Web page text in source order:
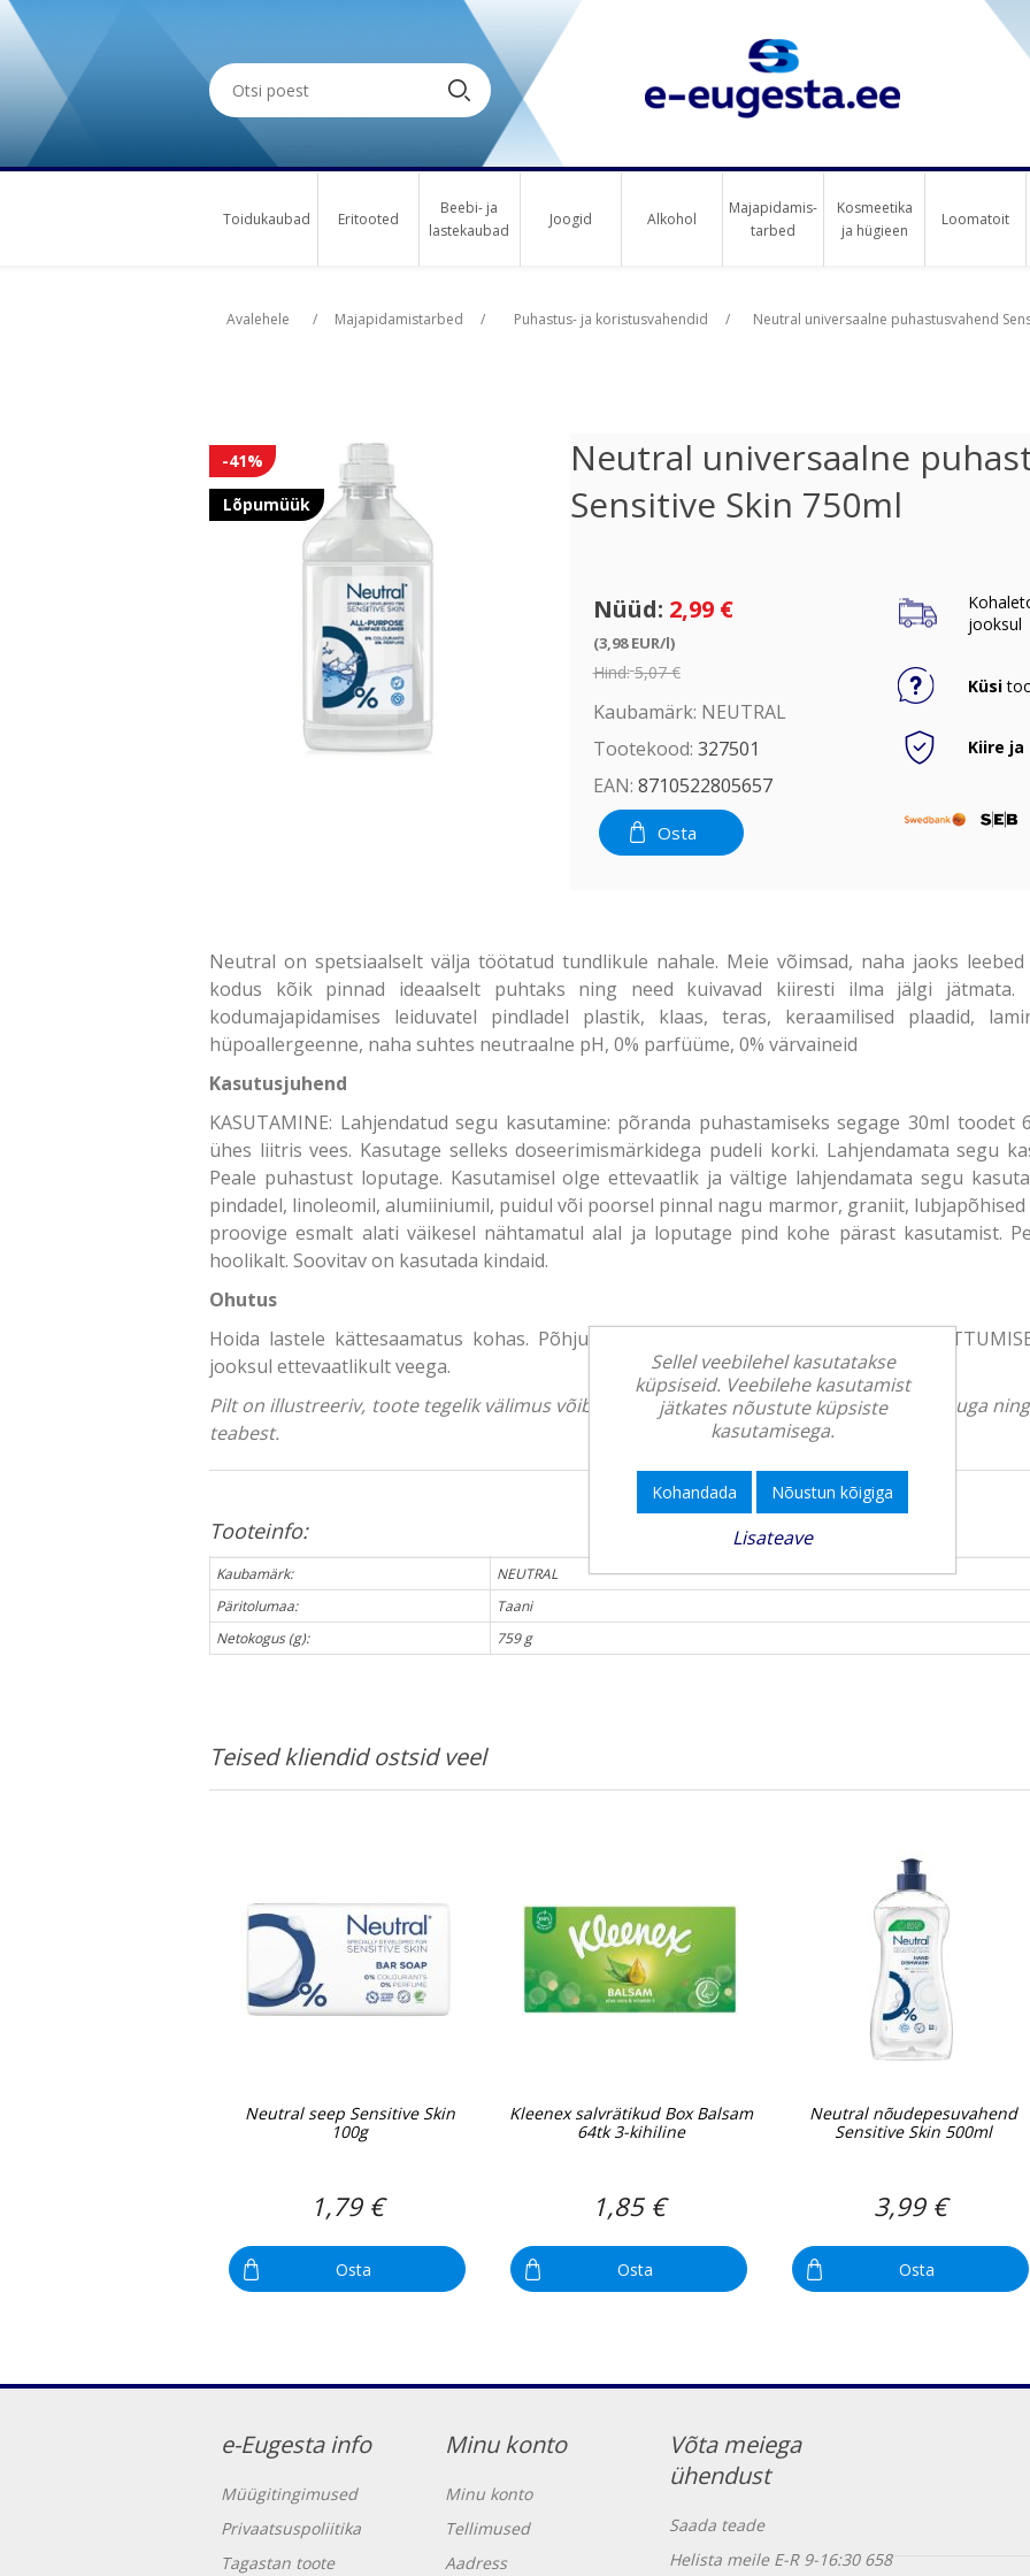
Toidukaubad Eritooted
Beebi- ja
lastekaubad
Joogid Alkohol
Majapidamis-
tarbed
Kosmeetika
ja hügieen
Loomatoit
Avalehele / Majapidamistarbed / Puhastus- ja koristusvahendid / Neutral universaalne puhastusvahend
Lõpumüük
-41%
Neutral universaalne
Sensitive Skin 750ml
Nüüd: 2,99 €
(3,98 EUR/l)
Hind: 5,07 €
Kaubamärk: NEUTRAL
Tootekood: 327501
EAN: 8710522805657
Osta
jooksul
Küsi
Kiire
Neutral on spetsiaalselt välja töötatud tundlikule nahale. Meie võimsad, naha jaoks
kodus kõik pinnad ideaalselt puhtaks ning need kuivavad kiiresti ilma jälgi jätmata.
kodumajapidamises leiduvatel pindladel plastik, klaas, teras, keraamilised plaadid,
hüpoallergeenne, naha suhtes neutraalne pH, 0% parfüüme, 0% värvaineid
Kasutusjuhend
KASUTAMINE: Lahjendatud segu kasutamine: põranda puhastamiseks segage 30ml
ühes liitris vees. Kasutage selleks doseerimismärkidega pudeli korki. Lahjendamata segu
Peale puhastust loputage. Kasutamisel olge ettevaatlik ja vältige lahjendamata segu
pindadel, linoleomil, alumiiniumil, puidul või poorsel pinnal nagu marmor, graniit,
proovige esmalt alati väikesel nähtamatul alal ja loputage pind kohe pärast kasutamist.
hoolikalt. Soovitav on kasutada kindaid.
Ohutus
Hoida lastele kättesaamatus kohas. Põhjustab tugevat silmade ärritust. SILMA
jooksul ettevaatlikult veega.
Pilt on illustreeriv, toote tegelik välimus võib erineda. Tootekirjeldus on üldise iseloomuga
teabest.
Tooteinfo:
Kaubamärk:
NEUTRAL
Päritolumaa:
Taani
Netokogus (g):
759 g
Teised kliendid ostsid veel
Neutral seep Sensitive Skin
100g
1,79 €
Osta
Kleenex salvrätikud Box Balsam
64tk 3-kihiline
1,85 €
Osta
Neutral nõudepesuvahend
Sensitive Skin 500ml
3,99 €
Osta
e-Eugesta info
Müügitingimused
Privaatsuspoliitika
Tagastan toote
Minu konto
Minu konto
Tellimused
Aadress
Võta meiega
ühendust
Saada teade
Helista meile E-R 9-16:30 658
Sellel veebilehel kasutatakse
küpsiseid. Veebilehe kasutamist
jätkates nõustute küpsiste
kasutamisega.
Kohandada Nõustun kõigiga
Lisateave